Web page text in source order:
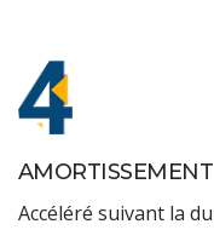
AMORTISSEMENT
Accéléré suivant la